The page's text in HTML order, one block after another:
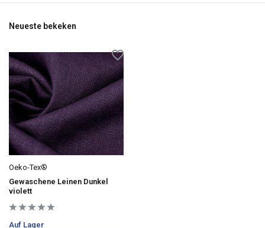
Neueste bekeken
Oeko-Tex®
Gewaschene Leinen Dunkel
violett
Auf Lager